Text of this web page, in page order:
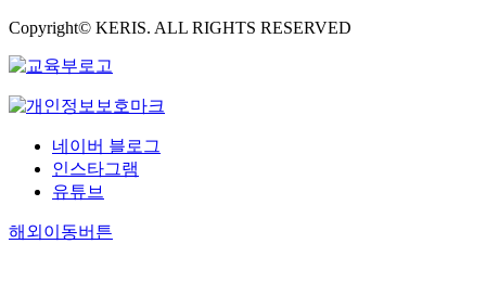
Copyright© KERIS. ALL RIGHTS RESERVED
네이버 블로그
인스타그램
유튜브
해외이동버튼